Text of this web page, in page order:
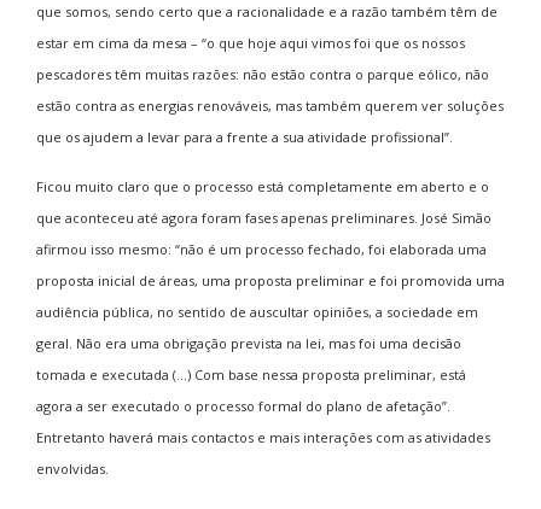
que somos, sendo certo que a racionalidade e a razão também têm de
estar em cima da mesa – “o que hoje aqui vimos foi que os nossos
pescadores têm muitas razões: não estão contra o parque eólico, não
estão contra as energias renováveis, mas também querem ver soluções
que os ajudem a levar para a frente a sua atividade profissional”.
Ficou muito claro que o processo está completamente em aberto e o
que aconteceu até agora foram fases apenas preliminares. José Simão
afirmou isso mesmo: “não é um processo fechado, foi elaborada uma
proposta inicial de áreas, uma proposta preliminar e foi promovida uma
audiência pública, no sentido de auscultar opiniões, a sociedade em
geral. Não era uma obrigação prevista na lei, mas foi uma decisão
tomada e executada (…) Com base nessa proposta preliminar, está
agora a ser executado o processo formal do plano de afetação”.
Entretanto haverá mais contactos e mais interações com as atividades
envolvidas.